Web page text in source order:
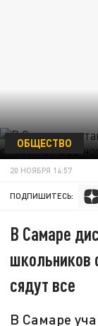
ОБЩЕСТВО
20 НОЯБРЯ 14:57
ПОДПИШИТЕСЬ:
В Самаре
школьников
сядут все
В Самаре